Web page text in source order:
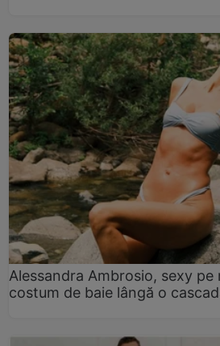
Alessandra Ambrosio, sexy
costum de baie lângă o